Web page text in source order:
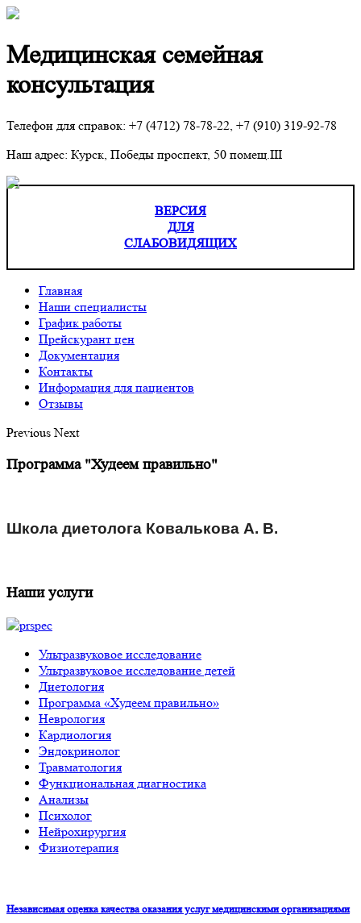
Медицинская семейная
консультация
Телефон для справок: +7 (4712) 78-78-22, +7 (910) 319-92-78
Наш адрес: Курск, Победы проспект, 50 помещ.III
ВЕРСИЯ
ДЛЯ
СЛАБОВИДЯЩИХ
Главная
Наши специалисты
График работы
Прейскурант цен
Документация
Контакты
Информация для пациентов
Отзывы
Previous Next
Программа "Худеем правильно"
Школа диетолога Ковалькова А. В.
Наши услуги
Ультразвуковое исследование
Ультразвуковое исследование детей
Диетология
Программа «Худеем правильно»
Неврология
Кардиология
Эндокринолог
Травматология
Функциональная диагностика
Анализы
Психолог
Нейрохирургия
Физиотерапия
Независимая оценка качества оказания услуг медицинскими организациями